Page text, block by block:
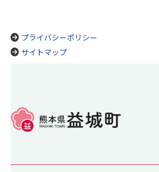
プライバシーポリシー
サイトマップ